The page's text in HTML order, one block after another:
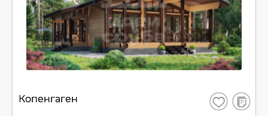
Копенгаген Сохранить
В